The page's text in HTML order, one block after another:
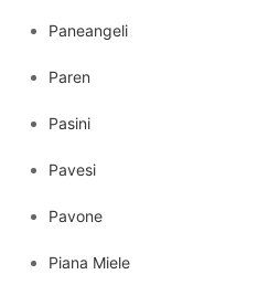
Paneangeli
Paren
Pasini
Pavesi
Pavone
Piana Miele